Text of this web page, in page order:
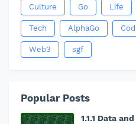
Culture Go Life
Tech AlphaGo
Web3 sgf
Popular Posts
1.1.1 Data